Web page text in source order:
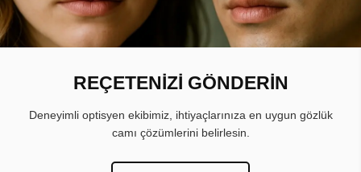
REÇETENİZİ GÖNDERİN
Deneyimli optisyen ekibimiz, ihtiyaçlarınıza en uygun gözlük
camı çözümlerini belirlesin.